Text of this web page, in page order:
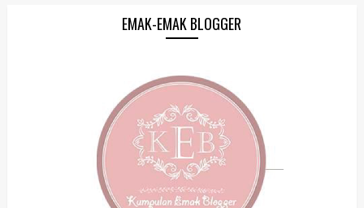
EMAK-EMAK BLOGGER